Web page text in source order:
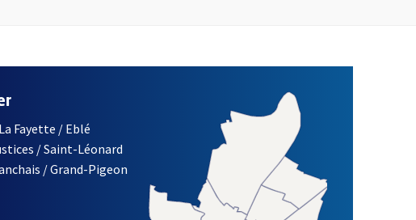
obligatoire)
À LA LETTRE D'INFORMATION DES ASSOCIATIONS DE LA VILLE
Fayette / Eblé
/ Saint-Léonard
/ Grand-Pigeon